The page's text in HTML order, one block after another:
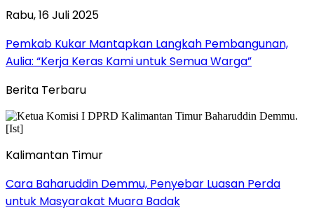
Rabu, 16 Juli 2025
Pemkab Kukar Mantapkan Langkah Pembangunan,
Aulia: “Kerja Keras Kami untuk Semua Warga”
Berita Terbaru
Kalimantan Timur
Cara Baharuddin Demmu, Penyebar Luasan Perda
untuk Masyarakat Muara Badak